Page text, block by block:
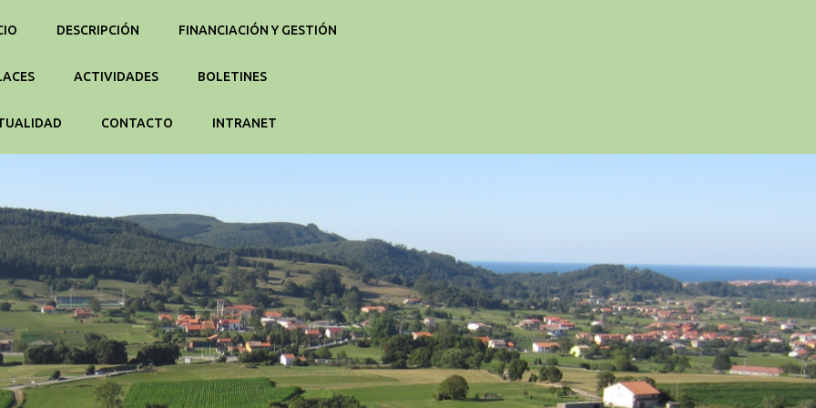
DESCRIPCIÓN FINANCIACIÓN Y GESTIÓN
ACTIVIDADES BOLETINES
CONTACTO INTRANET